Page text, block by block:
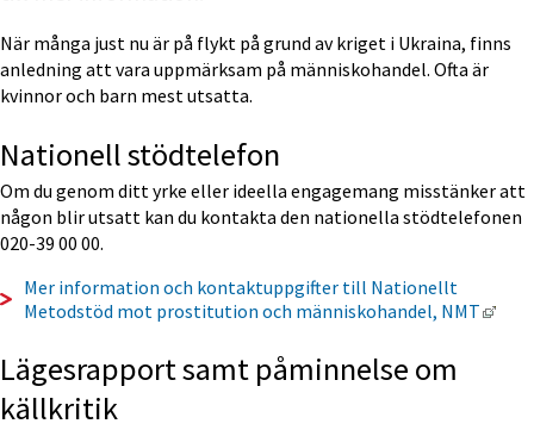
När många just nu är på flykt på grund av kriget i Ukraina, finns
anledning att vara uppmärksam på människohandel. Ofta är
kvinnor och barn mest utsatta.
Nationell stödtelefon
Om du genom ditt yrke eller ideella engagemang misstänker att
någon blir utsatt kan du kontakta den nationella stödtelefonen
020-39 00 00.
Mer information och kontaktuppgifter till Nationellt
Metodstöd mot prostitution och människohandel, NMT
Lägesrapport samt påminnelse om
källkritik